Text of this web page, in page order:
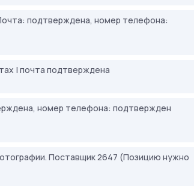
подтверждена, номер телефона:
| почта подтверждена
номер телефона: подтвержден
Поставщик 2647 (Позицию нужно